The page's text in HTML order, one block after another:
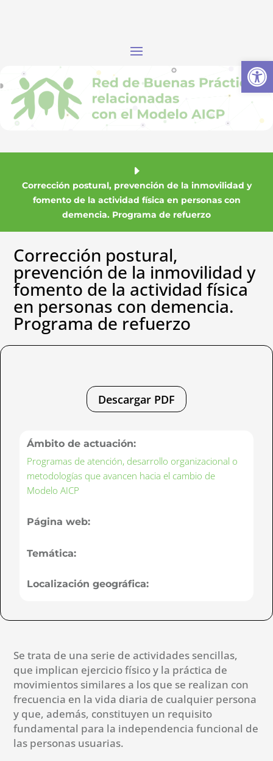
Corrección postural, prevención de la inmovilidad y
fomento de la actividad física en personas con
demencia. Programa de refuerzo
Corrección postural,
prevención de la inmovilidad y
fomento de la actividad física
en personas con demencia.
Programa de refuerzo
Descargar PDF
Ámbito de actuación:
Programas de atención, desarrollo organizacional o
metodologías que avancen hacia el cambio de
Modelo AICP
Página web:
Temática:
Localización geográfica:
Se trata de una serie de actividades sencillas,
que implican ejercicio físico y la práctica de
movimientos similares a los que se realizan con
frecuencia en la vida diaria de cualquier persona
y que, además, constituyen un requisito
fundamental para la independencia funcional de
las personas usuarias.